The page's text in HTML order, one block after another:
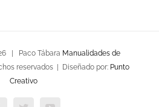
| Paco Tábara Manualidades de
reservados | Diseñado por: Punto
Creativo